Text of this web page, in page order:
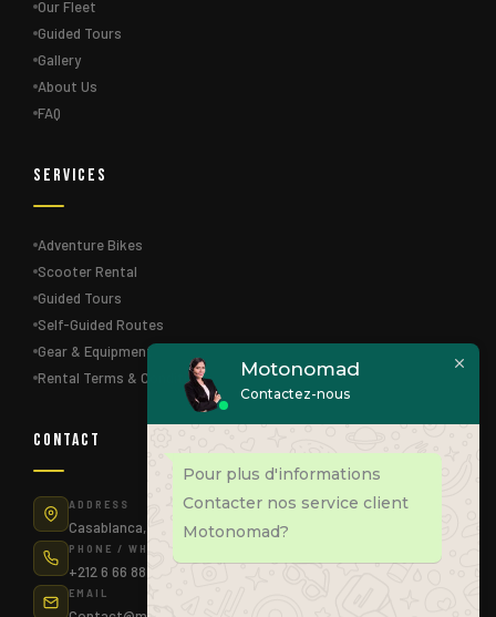
Our Fleet
Guided Tours
Gallery
About Us
FAQ
Services
Adventure Bikes
Scooter Rental
Guided Tours
Self-Guided Routes
Gear & Equipment
Rental Terms & Conditions
Contact
ADDRESS
Casablanca, Morocco
PHONE / WHATSAPP
+212 6 66 88 83 75
EMAIL
Motonomad
Contactez-nous
Pour plus d'informations
Contacter nos service client
Motonomad?